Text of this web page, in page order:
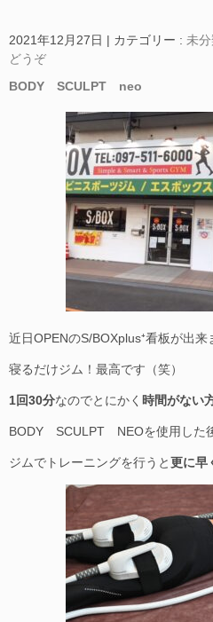
2021年12月27日 | カテゴリー : 未
どうぞ
BODY SCULPT neo
近日OPENのS/BOXplus⁺看板が出来
寝るだけジム！最高です（笑）
1回30分なのでとにかく 時間がない
BODY SCULPT NEOを使用した
ジムでトレーニングを行うと更に早